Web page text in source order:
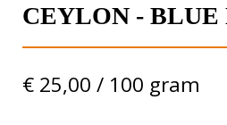
CEYLON -
€ 25,00 / 100 gram